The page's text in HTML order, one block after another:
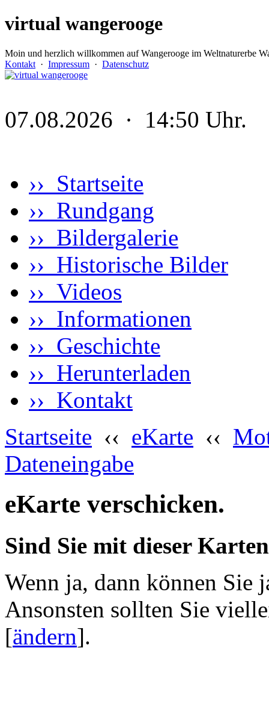
virtual wangerooge
Moin und herzlich willkommen auf Wangerooge im Weltnaturerbe
Kontakt · Impressum · Datenschutz
07.08.2026 · 14:50 Uhr.
›› Startseite
›› Rundgang
›› Bildergalerie
›› Historische Bilder
›› Videos
›› Informationen
›› Geschichte
›› Herunterladen
›› Kontakt
Startseite ‹‹ eKarte ‹‹
Dateneingabe
eKarte verschicken.
Sind Sie mit dieser
Wenn ja, dann können Sie
Ansonsten sollten Sie
[ändern].